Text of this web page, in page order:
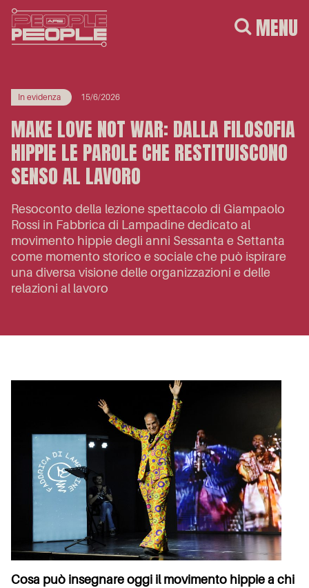
MENU
In evidenza 15/6/2026
MAKE LOVE NOT WAR: DALLA FILOSOFIA
HIPPIE LE PAROLE CHE RESTITUISCONO
SENSO AL LAVORO
Resoconto della lezione spettacolo di Giampaolo
Rossi in Fabbrica di Lampadine dedicato al
movimento hippie degli anni Sessanta e Settanta
come momento storico e sociale che può ispirare
una diversa visione delle organizzazioni e delle
relazioni al lavoro
Cosa può insegnare oggi il movimento hippie a chi